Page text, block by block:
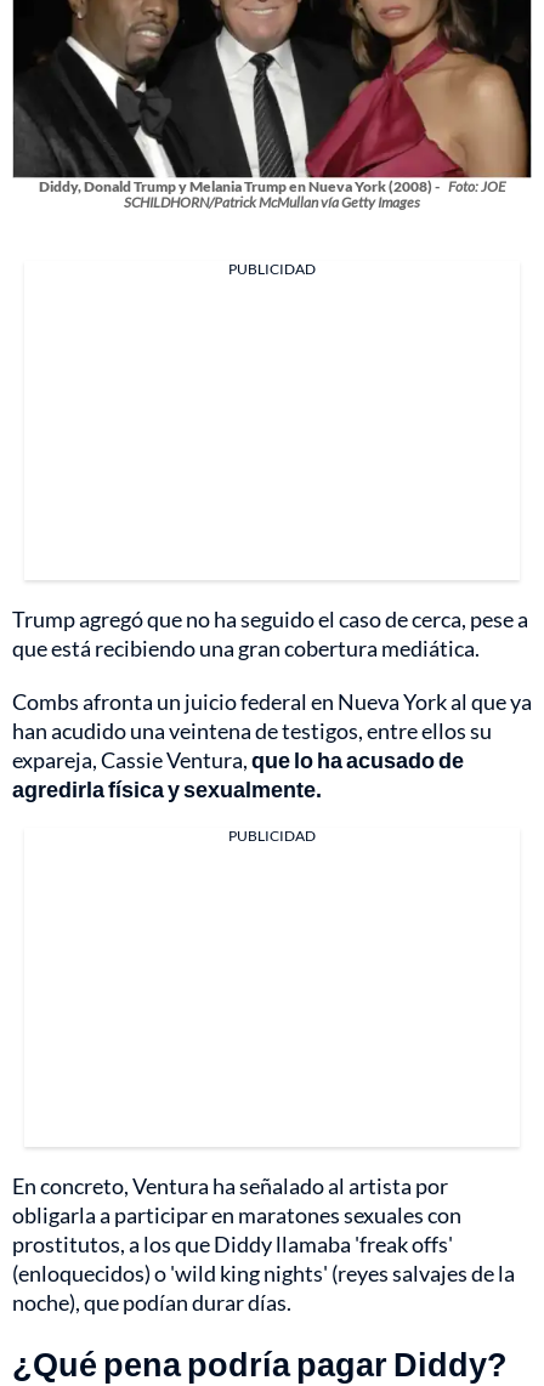
Diddy, Donald Trump y Melania Trump en Nueva York (2008) - Foto: JOE
SCHILDHORN/Patrick McMullan vía Getty Images
PUBLICIDAD
Trump agregó que no ha seguido el caso de cerca, pese a
que está recibiendo una gran cobertura mediática.
Combs afronta un juicio federal en Nueva York al que ya
han acudido una veintena de testigos, entre ellos su
expareja, Cassie Ventura,que lo ha acusado de
agredirla física y sexualmente.
PUBLICIDAD
En concreto, Ventura ha señalado al artista por
obligarla a participar en maratones sexuales con
prostitutos, a los que Diddy llamaba 'freak offs'
(enloquecidos) o 'wild king nights' (reyes salvajes de la
noche), que podían durar días.
¿Qué pena podría pagar Diddy?